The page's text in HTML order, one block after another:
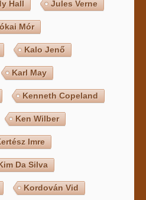
Hall Jules Verne
Mór
Kalo Jenő
Karl May
Kenneth Copeland
Ken Wilber
Imre
Da Silva
Kordován Vid